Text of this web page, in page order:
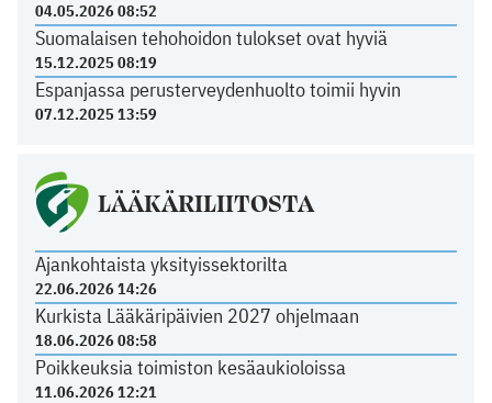
04.05.2026 08:52
Suomalaisen tehohoidon tulokset ovat hyviä
15.12.2025 08:19
Espanjassa perusterveydenhuolto toimii hyvin
07.12.2025 13:59
LÄÄKÄRILIITOSTA
Ajankohtaista yksityissektorilta
22.06.2026 14:26
Kurkista Lääkäripäivien 2027 ohjelmaan
18.06.2026 08:58
Poikkeuksia toimiston kesäaukioloissa
11.06.2026 12:21